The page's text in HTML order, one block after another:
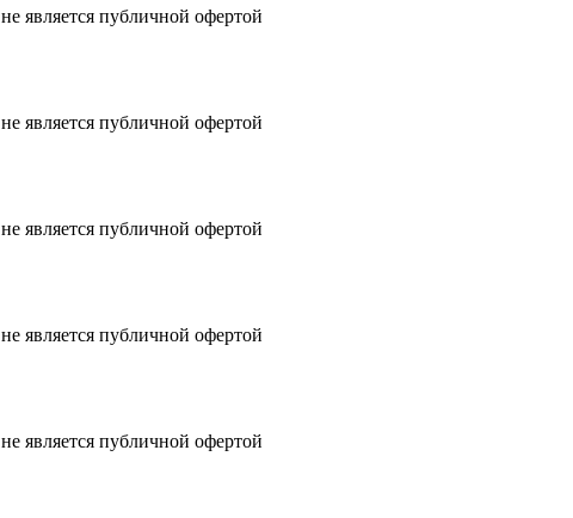
не является публичной офертой
не является публичной офертой
не является публичной офертой
не является публичной офертой
не является публичной офертой